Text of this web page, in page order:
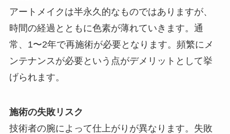
アートメイクは半永久的なものではありますが、
時間の経過とともに色素が薄れていきます。通
常、1〜2年で再施術が必要となります。頻繁にメ
ンテナンスが必要という点がデメリットとして挙
げられます。
施術の失敗リスク
技術者の腕によって仕上がりが異なります。失敗